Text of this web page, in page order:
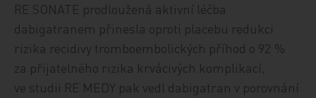
RE SONATE prodloužená aktivní léčba
dabigatranem přinesla oproti placebu redukci
rizika recidivy tromboembolických příhod o 92 %
za přijatelného rizika krvácivých komplikací,
ve studii RE MEDY pak vedl dabigatran v porovnání